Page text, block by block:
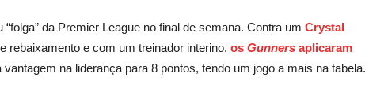
“folga” da Premier League no final de semana. Contra um Crystal
rebaixamento e com um treinador interino, os Gunners aplicaram
na liderança para 8 pontos, tendo um jogo a mais na tabela.